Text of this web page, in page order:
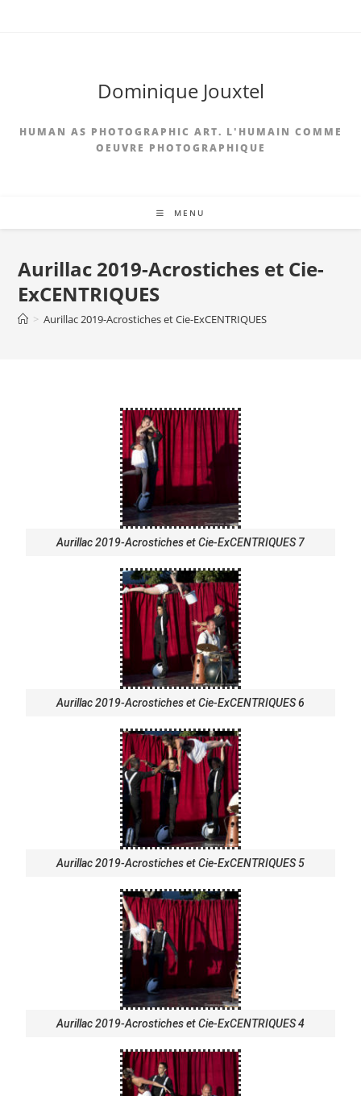
Dominique Jouxtel
HUMAN AS PHOTOGRAPHIC ART. L'HUMAIN COMME
OEUVRE PHOTOGRAPHIQUE
MENU
Aurillac 2019-Acrostiches et Cie-
ExCENTRIQUES
> Aurillac 2019-Acrostiches et Cie-ExCENTRIQUES
Aurillac 2019-Acrostiches et Cie-ExCENTRIQUES 7
Aurillac 2019-Acrostiches et Cie-ExCENTRIQUES 6
Aurillac 2019-Acrostiches et Cie-ExCENTRIQUES 5
Aurillac 2019-Acrostiches et Cie-ExCENTRIQUES 4